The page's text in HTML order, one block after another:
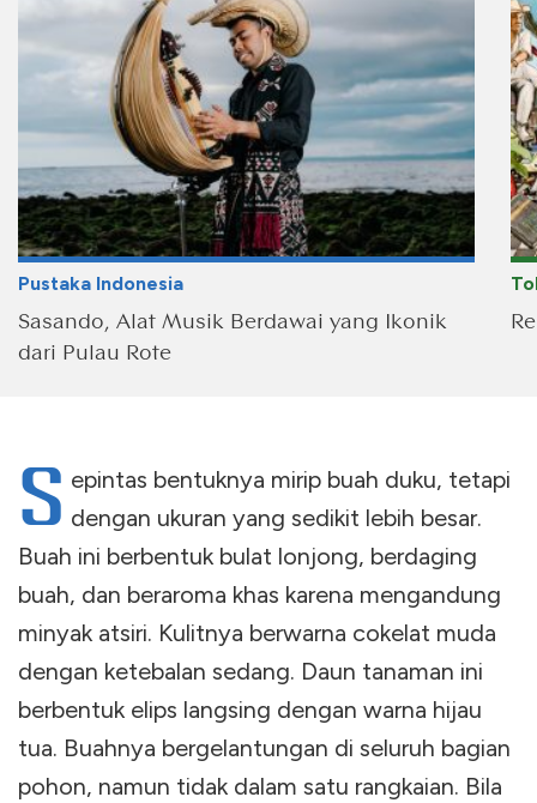
Pustaka Indonesia
Sasando, Alat Musik Berdawai yang Ikonik
dari Pulau Rote
S epintas bentuknya mirip buah duku, tetapi
dengan ukuran yang sedikit lebih besar.
Buah ini berbentuk bulat lonjong, berdaging
buah, dan beraroma khas karena mengandung
minyak atsiri. Kulitnya berwarna cokelat muda
dengan ketebalan sedang. Daun tanaman ini
berbentuk elips langsing dengan warna hijau
tua. Buahnya bergelantungan di seluruh bagian
pohon, namun tidak dalam satu rangkaian. Bila